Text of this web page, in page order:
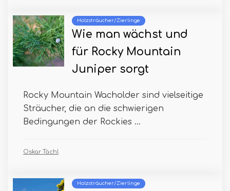
Holzsträucher/Zierlinge
Wie man wächst und
für Rocky Mountain
Juniper sorgt
Rocky Mountain Wacholder sind vielseitige
Sträucher, die an die schwierigen
Bedingungen der Rockies ...
Oskar Tächl
Holzsträucher/Zierlinge